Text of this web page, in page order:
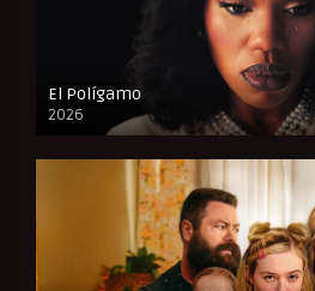
El Polígamo
2026